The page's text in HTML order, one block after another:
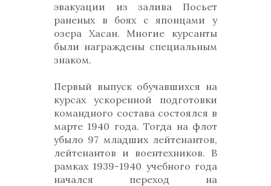
эвакуации из залива Посьет
раненых в боях с японцами у
озера Хасан. Многие курсанты
были награждены специальным
знаком.
Первый выпуск обучавшихся на
курсах ускоренной подготовки
командного состава состоялся в
марте 1940 года. Тогда на флот
убыло 97 младших лейтенантов,
лейтенантов и воентехников. В
рамках 1939-1940 учебного года
начался переход на